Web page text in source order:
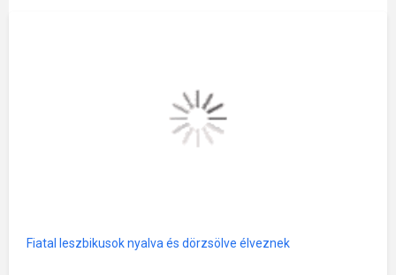
Fiatal leszbikusok nyalva és dörzsölve élveznek